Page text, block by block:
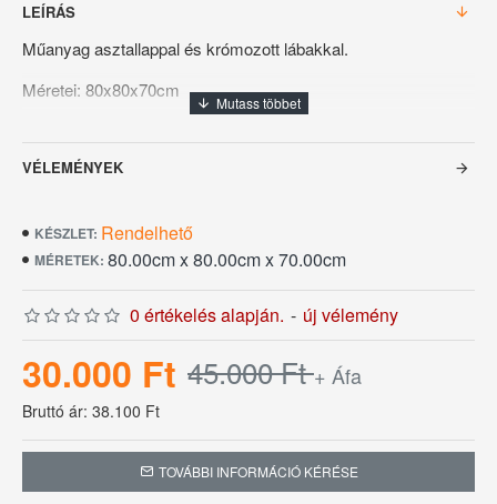
LEÍRÁS
Műanyag asztallappal és krómozott lábakkal.
Méretei: 80x80x70cm
VÉLEMÉNYEK
KÉSZLET: Rendelhető
MÉRETEK: 80.00cm x 80.00cm x 70.00cm
0 értékelés alapján. - új vélemény
30.000 Ft 45.000 Ft+ Áfa
Bruttó ár: 38.100 Ft
TOVÁBBI INFORMÁCIÓ KÉRÉSE